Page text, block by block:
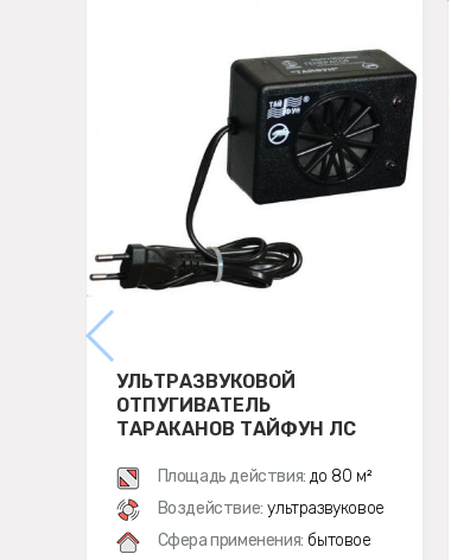
УЛЬТРАЗВУКОВОЙ
ОТПУГИВАТЕЛЬ
ТАРАКАНОВ ТАЙФУН ЛС
Площадь действия: до 80 м²
Воздействие: ультразвуковое
Сфера применения: бытовое